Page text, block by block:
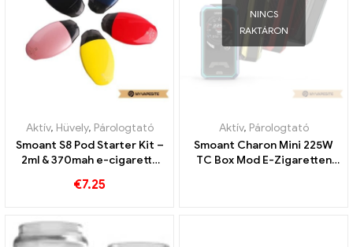
Aktív, Hüvely, Párologtató
Smoant S8 Pod Starter Kit –
2ml & 370mah e-cigaretta
€7.25
NINCS
RAKTÁRON
Aktív, Párologtató
Smoant Charon Mini 225W
TC Box Mod E-Zigaretten